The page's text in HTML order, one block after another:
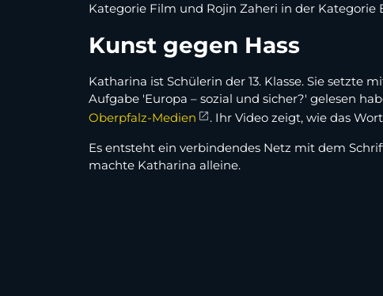
Kategorie Film und Rojin Zaheri in der Kategorie
Kunst gegen Hass
Katharina ist Schülerin der 13. Klasse. Sie setzte
Aufgabe 'Europa – sozial und sicher?' gelesen
Oberpfalz-Medien
. Ihr Video zeigt, wie das
Es entsteht ein verbindendes Netz mit dem
machte Katharina alleine.